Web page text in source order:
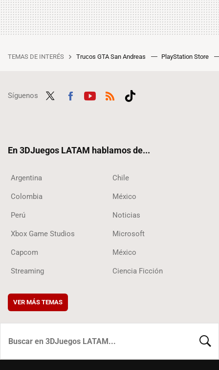
TEMAS DE INTERÉS Trucos GTA San Andreas PlayStation Store
Síguenos
En 3DJuegos LATAM hablamos de...
Argentina Chile
Colombia México
Perú Noticias
Xbox Game Studios Microsoft
Capcom México
Streaming Ciencia Ficción
VER MÁS TEMAS